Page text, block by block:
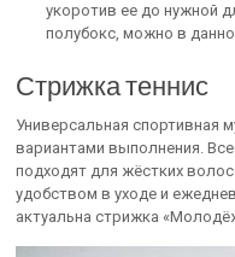
укоротив ее до нужной
полубокс, можно в
Стрижка теннис
Универсальная спортивная
вариантами выполнения.
подходят для жёстких
удобством в уходе и
актуальна стрижка